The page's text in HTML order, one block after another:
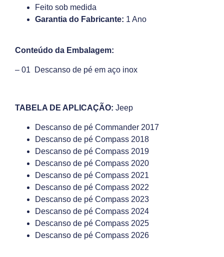
Feito sob medida
Garantia do Fabricante: 1 Ano
Conteúdo da Embalagem:
– 01 Descanso de pé em aço inox
TABELA DE APLICAÇÃO: Jeep
Descanso de pé Commander 2017
Descanso de pé Compass 2018
Descanso de pé Compass 2019
Descanso de pé Compass 2020
Descanso de pé Compass 2021
Descanso de pé Compass 2022
Descanso de pé Compass 2023
Descanso de pé Compass 2024
Descanso de pé Compass 2025
Descanso de pé Compass 2026